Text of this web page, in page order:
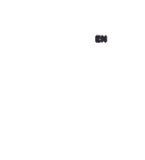
EN